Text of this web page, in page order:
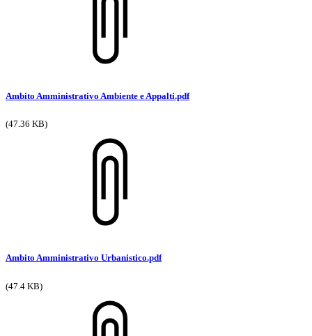
Ambito Amministrativo Ambiente e Appalti.pdf
(47.36 KB)
Ambito Amministrativo Urbanistico.pdf
(47.4 KB)